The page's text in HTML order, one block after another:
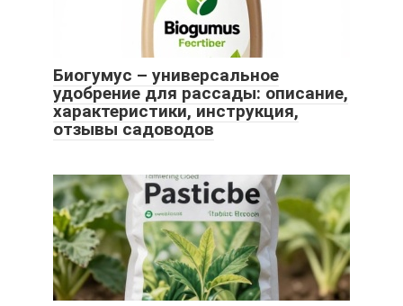
Биогумус – универсальное
удобрение для рассады: описание,
характеристики, инструкция,
отзывы садоводов